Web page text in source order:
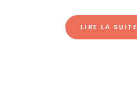
LIRE LA SUITE